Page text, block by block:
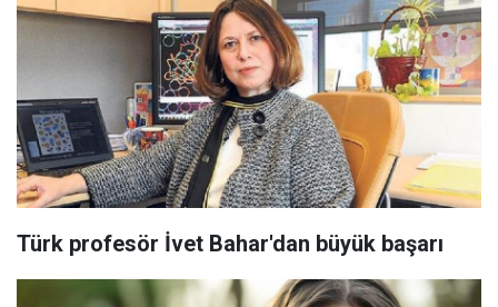
Türk profesör İvet Bahar'dan büyük başarı